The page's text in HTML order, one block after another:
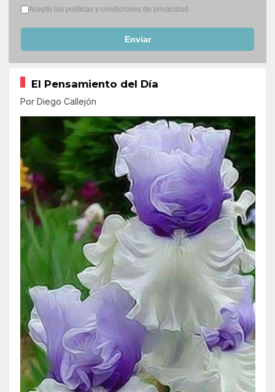
Términos del servicio*
Acepto las políticas y condiciones de privacidad.
Enviar
El Pensamiento del Día
Por Diego Callejón